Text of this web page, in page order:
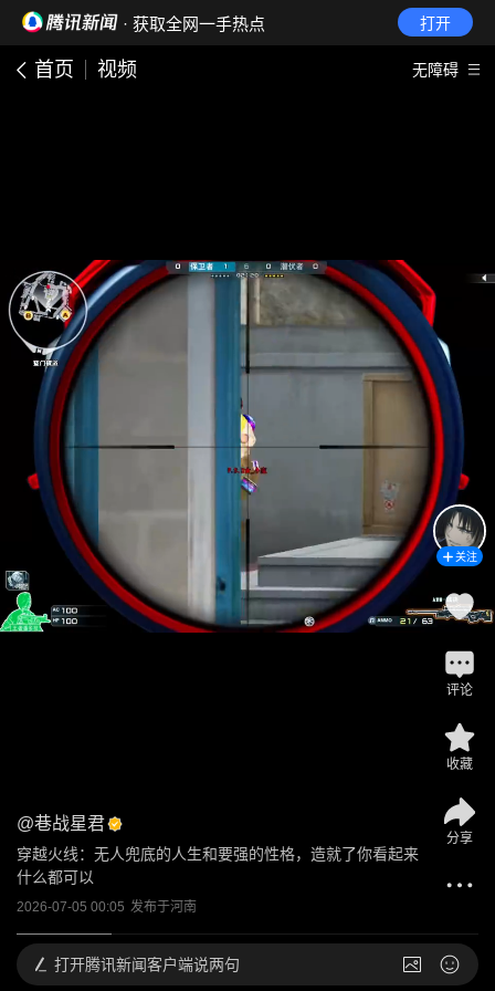
· 获取全网一手热点 打开
首页 视频 无障碍
@巷战星君
穿越火线：无人兜底的人生和要强的性格，造就了你看起来
什么都可以
2026-07-05 00:05 发布于河南
关注
评论
收藏
分享
打开腾讯新闻客户端说两句